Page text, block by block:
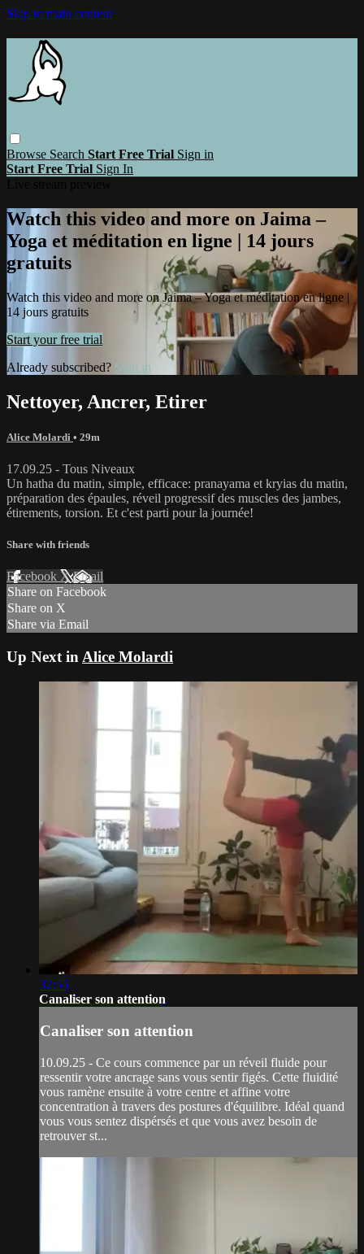
Skip to main content
Browse Search Start Free Trial Sign in
Start Free Trial Sign In
Watch this video and more on Jaima –
Yoga et méditation en ligne | 14 jours
gratuits
Watch this video and more on Jaima – Yoga et méditation en ligne |
14 jours gratuits
Start your free trial
Already subscribed? Sign in
Nettoyer, Ancrer, Etirer
Alice Molardi • 29m
17.09.25 - Tous Niveaux
Un hatha du matin, simple, efficace: pranayama et kryias du matin,
préparation des épaules, réveil progressif des muscles des jambes,
étirements, torsion. Et c'est parti pour la journée!
Share with friends
Facebook XEmail
Share on Facebook
Share on X
Share via Email
Up Next in Alice Molardi
32:55
Canaliser son attention
Canaliser son attention
10.09.25 - Ce cours commence par un réveil fluide pour
ressentir votre ancrage sans vous sentir figés. Cette fluidité
vous ramène ensuite à votre centre et affine votre
concentration à travers des postures d'équilibre. Idéal quand
vous vous sentez dispérsés et que vous avez besoin de
retrouver st...